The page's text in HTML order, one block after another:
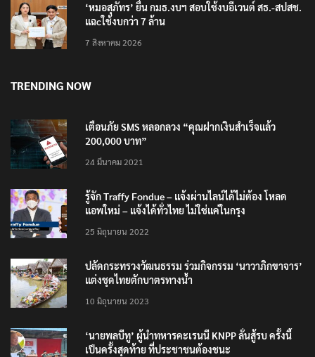
‘หมอสุภัทร’ ยื่น กมธ.งบฯ สอบใช้งบอีเวนต์ สธ.-สปสช.
แฉcใช้งบกว่า 7 ล้าน
7 สิงหาคม 2026
TRENDING NOW
เตือนภัย SMS หลอกลวง “คุณฝากเงินสำเร็จแล้ว
200,000 บาท”
24 มีนาคม 2021
รู้จัก Traffy Fondue – แจ้งผ่านไลน์ได้ไม่ต้อง โหลด
แอพใหม่ – แจ้งได้ทั่วไทย ไม่ใช่แค่ในกรุง
25 มิถุนายน 2022
ปลัดกระทรวงวัฒนธรรม ร่วมกิจกรรม ‘นาวาภิกขาจาร’
แต่งชุดไทยตักบาตรทางน้ำ
10 มิถุนายน 2023
‘นายพลบีทู’ ผู้นำทหารคะเรนนี KNPP ลั่นสู้รบ ครั้งนี้
เป็นครั้งสุดท้าย ที่ประชาชนต้องชนะ